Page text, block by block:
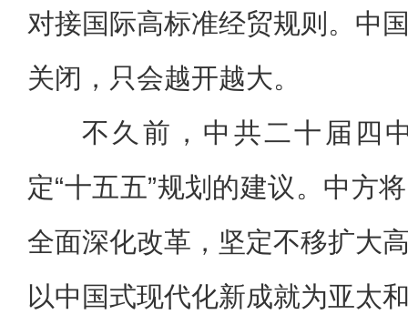
对接国际高标准经贸规则。中
关闭，只会越开越大。
不久前，中共二十届四
定“十五五”规划的建议。中方
全面深化改革，坚定不移扩大
以中国式现代化新成就为亚太